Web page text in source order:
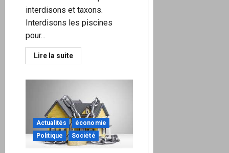
interdisons et taxons.
Interdisons les piscines
pour...
Lire la suiteEn
savoir
de
l’eau
en
France.
Aucune
pénurie,
mais
beaucoup
Actualités
économie
Politique
Société